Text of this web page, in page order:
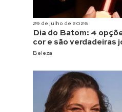
29 de julho de 2026
Dia do Batom: 4
cor e são verdadeiras
Beleza